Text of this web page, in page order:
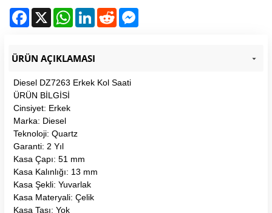
Facebook WhatsAppLinkedInReddit
ÜRÜN AÇIKLAMASI
Diesel DZ7263 Erkek Kol Saati
ÜRÜN BİLGİSİ
Cinsiyet: Erkek
Marka: Diesel
Teknoloji: Quartz
Garanti: 2 Yıl
Kasa Çapı: 51 mm
Kasa Kalınlığı: 13 mm
Kasa Şekli: Yuvarlak
Kasa Materyali: Çelik
Kasa Taşı: Yok